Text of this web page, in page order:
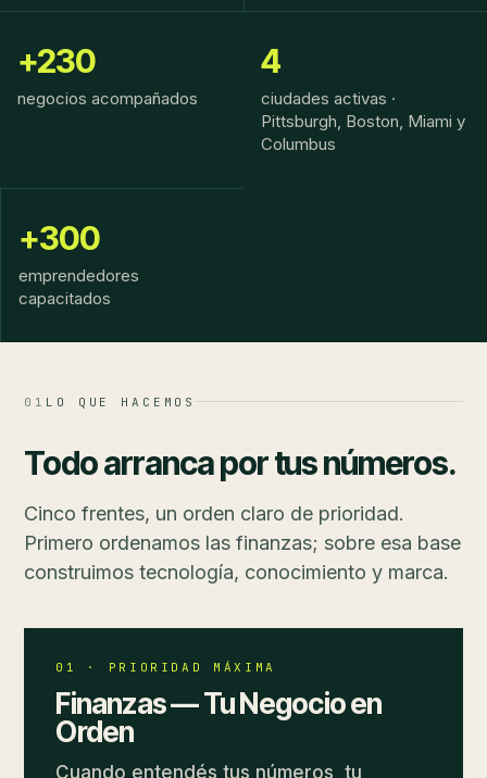
+230
negocios acompañados
4
ciudades activas ·
Pittsburgh, Boston, Miami y
Columbus
+300
emprendedores
capacitados
01 LO QUE HACEMOS
Todo arranca por tus números.
Cinco frentes, un orden claro de prioridad.
Primero ordenamos las finanzas; sobre esa base
construimos tecnología, conocimiento y marca.
01 · PRIORIDAD MÁXIMA
Finanzas — Tu Negocio en
Orden
Cuando entendés tus números, tu